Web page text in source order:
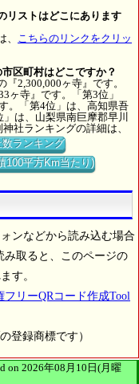
リストはどこにあります
こちらのリンクをクリッ
区町村はどこですか？
2,300,000ヶ寺』です。
ヶ寺』です。「第3位」
。「第4位」は、高知県吾
は、山梨県南巨摩郡早川
社ランキングの詳細は、
ランキング
100平方Km当たり)
ンなどから読み込む場合
み取ると、このページの
す。
フリーQRコード作成Tool
登録商標です）
on 2026年08月10日(月曜